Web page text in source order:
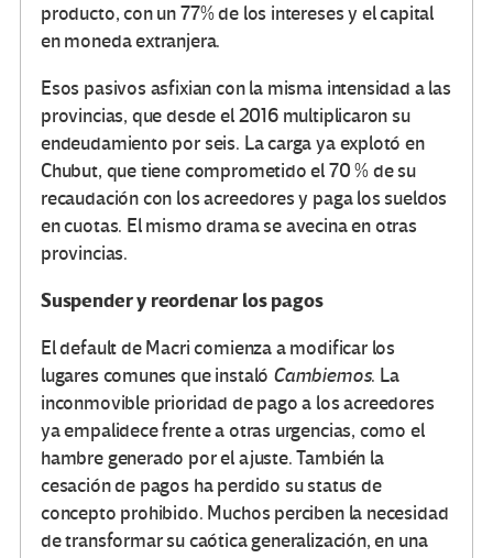
producto, con un 77% de los intereses y el capital
en moneda extranjera.
Esos pasivos asfixian con la misma intensidad a las
provincias, que desde el 2016 multiplicaron su
endeudamiento por seis. La carga ya explotó en
Chubut, que tiene comprometido el 70 % de su
recaudación con los acreedores y paga los sueldos
en cuotas. El mismo drama se avecina en otras
provincias.
Suspender y reordenar los pagos
El default de Macri comienza a modificar los
lugares comunes que instaló Cambiemos. La
inconmovible prioridad de pago a los acreedores
ya empalidece frente a otras urgencias, como el
hambre generado por el ajuste. También la
cesación de pagos ha perdido su status de
concepto prohibido. Muchos perciben la necesidad
de transformar su caótica generalización, en una